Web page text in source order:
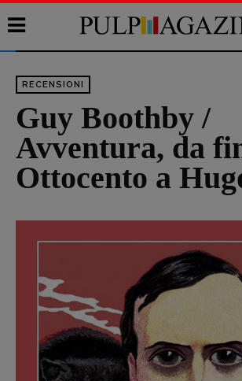
RECENSIONI
Guy Boothby /
Avventura, da
Ottocento a